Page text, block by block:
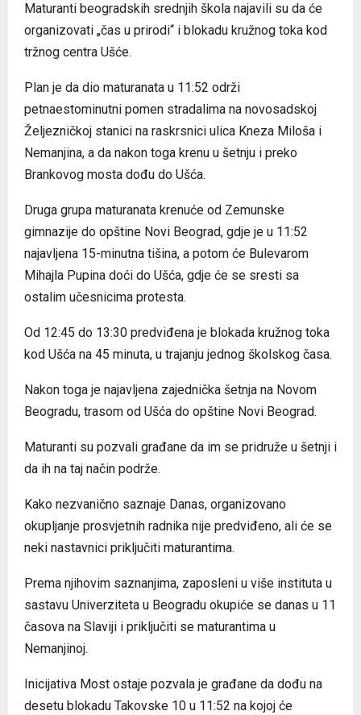
Maturanti beogradskih srednjih škola najavili su da će
organizovati „čas u prirodi“ i blokadu kružnog toka kod
tržnog centra Ušće.
Plan je da dio maturanata u 11:52 održi
petnaestominutni pomen stradalima na novosadskoj
Željezničkoj stanici na raskrsnici ulica Kneza Miloša i
Nemanjina, a da nakon toga krenu u šetnju i preko
Brankovog mosta dođu do Ušća.
Druga grupa maturanata krenuće od Zemunske
gimnazije do opštine Novi Beograd, gdje je u 11:52
najavljena 15-minutna tišina, a potom će Bulevarom
Mihajla Pupina doći do Ušća, gdje će se sresti sa
ostalim učesnicima protesta.
Od 12:45 do 13:30 predviđena je blokada kružnog toka
kod Ušća na 45 minuta, u trajanju jednog školskog časa.
Nakon toga je najavljena zajednička šetnja na Novom
Beogradu, trasom od Ušća do opštine Novi Beograd.
Maturanti su pozvali građane da im se pridruže u šetnji i
da ih na taj način podrže.
Kako nezvanično saznaje Danas, organizovano
okupljanje prosvjetnih radnika nije predviđeno, ali će se
neki nastavnici priključiti maturantima.
Prema njihovim saznanjima, zaposleni u više instituta u
sastavu Univerziteta u Beogradu okupiće se danas u 11
časova na Slaviji i priključiti se maturantima u
Nemanjinoj.
Inicijativa Most ostaje pozvala je građane da dođu na
desetu blokadu Takovske 10 u 11:52 na kojoj će